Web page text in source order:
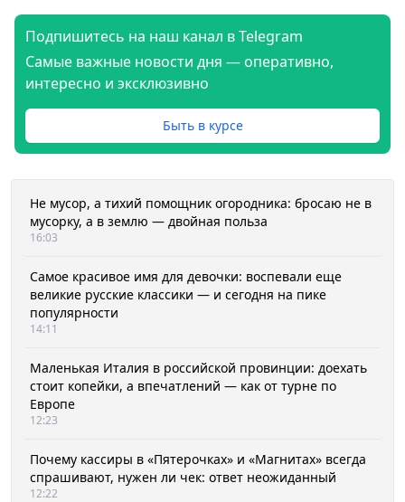
Подпишитесь на наш канал в Telegram
Самые важные новости дня — оперативно,
интересно и эксклюзивно
Быть в курсе
Не мусор, а тихий помощник огородника: бросаю не в
мусорку, а в землю — двойная польза
16:03
Самое красивое имя для девочки: воспевали еще
великие русские классики — и сегодня на пике
популярности
14:11
Маленькая Италия в российской провинции: доехать
стоит копейки, а впечатлений — как от турне по
Европе
12:23
Почему кассиры в «Пятерочках» и «Магнитах» всегда
спрашивают, нужен ли чек: ответ неожиданный
12:22